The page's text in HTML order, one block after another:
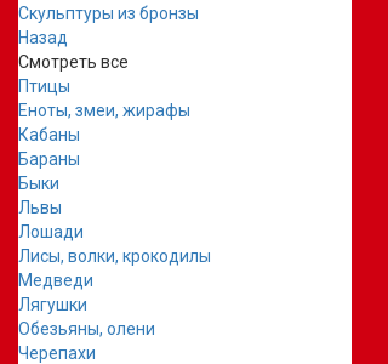
Скульптуры из бронзы
Назад
Смотреть все
Птицы
Еноты, змеи, жирафы
Кабаны
Бараны
Быки
Львы
Лошади
Лисы, волки, крокодилы
Медведи
Лягушки
Обезьяны, олени
Черепахи